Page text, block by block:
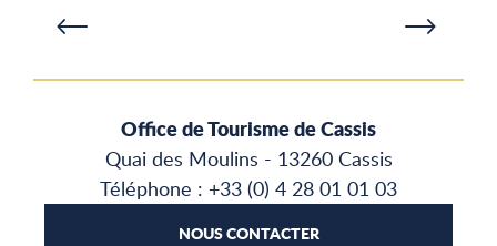
Office de Tourisme de Cassis
Quai des Moulins - 13260 Cassis
Téléphone : +33 (0) 4 28 01 01 03
NOUS CONTACTER